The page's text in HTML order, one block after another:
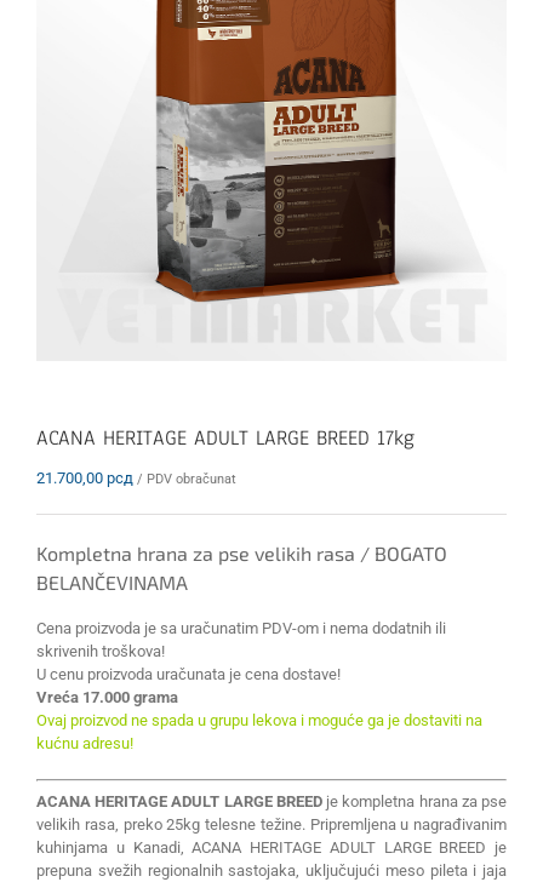
ACANA HERITAGE ADULT LARGE BREED 17kg
21.700,00 рсд / PDV obračunat
Kompletna hrana za pse velikih rasa / BOGATO
BELANČEVINAMA
Cena proizvoda je sa uračunatim PDV-om i nema dodatnih ili
skrivenih troškova!
U cenu proizvoda uračunata je cena dostave!
Vreća 17.000 grama
Ovaj proizvod ne spada u grupu lekova i moguće ga je dostaviti na
kućnu adresu!
ACANA HERITAGE ADULT LARGE BREEDje kompletna hrana za pse
velikih rasa, preko 25kg telesne težine. Pripremljena u nagrađivanim
kuhinjama u Kanadi, ACANA HERITAGE ADULT LARGE BREED je
prepuna svežih regionalnih sastojaka, uključujući meso pileta i jaja